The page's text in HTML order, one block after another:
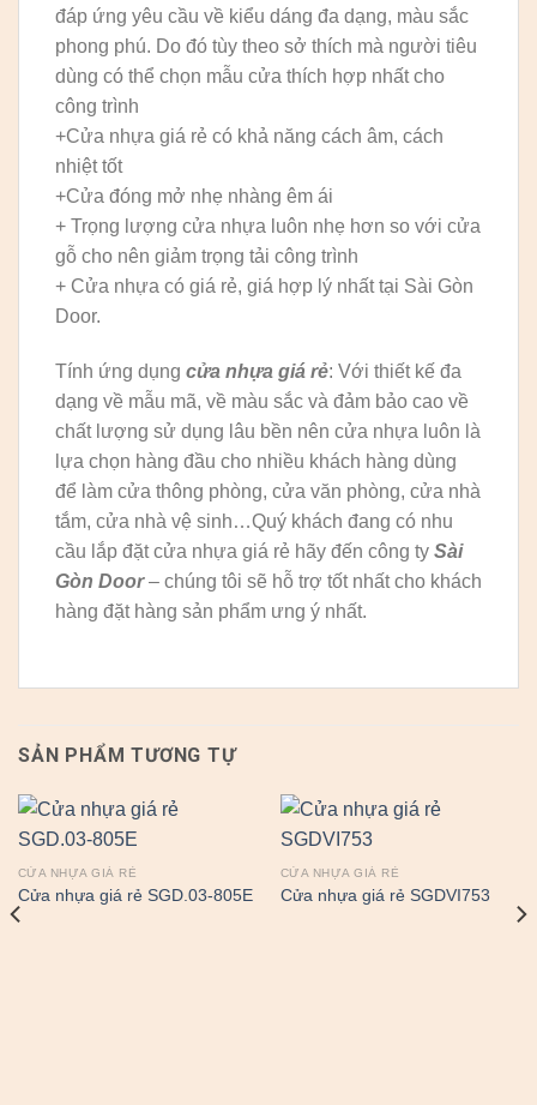
đáp ứng yêu cầu về kiểu dáng đa dạng, màu sắc
phong phú. Do đó tùy theo sở thích mà người tiêu
dùng có thể chọn mẫu cửa thích hợp nhất cho
công trình
+Cửa nhựa giá rẻ có khả năng cách âm, cách
nhiệt tốt
+Cửa đóng mở nhẹ nhàng êm ái
+ Trọng lượng cửa nhựa luôn nhẹ hơn so với cửa
gỗ cho nên giảm trọng tải công trình
+ Cửa nhựa có giá rẻ, giá hợp lý nhất tại Sài Gòn
Door.
Tính ứng dụng cửa nhựa giá rẻ: Với thiết kế đa
dạng về mẫu mã, về màu sắc và đảm bảo cao về
chất lượng sử dụng lâu bền nên cửa nhựa luôn là
lựa chọn hàng đầu cho nhiều khách hàng dùng
để làm cửa thông phòng, cửa văn phòng, cửa nhà
tắm, cửa nhà vệ sinh…Quý khách đang có nhu
cầu lắp đặt cửa nhựa giá rẻ hãy đến công ty Sài
Gòn Door– chúng tôi sẽ hỗ trợ tốt nhất cho khách
hàng đặt hàng sản phẩm ưng ý nhất.
SẢN PHẨM TƯƠNG TỰ
CỬA NHỰA GIÁ RẺ
Cửa nhựa giá rẻ SGD.03-805E
CỬA NHỰA GIÁ RẺ
Cửa nhựa giá rẻ SGDVI753